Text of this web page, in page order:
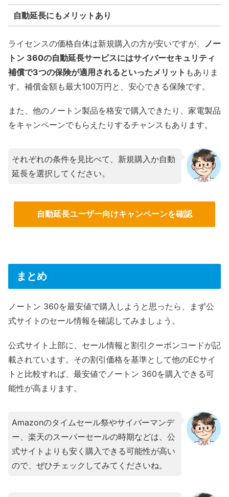
自動延長にもメリットあり
ライセンスの価格自体は新規購入の方が安いですが、
ノー
トン 360の自動延長サービスにはサイバーセキュリティ
補償で3つの保険が適用されるといったメリット もありま
す。補償金額も最大100万円と、安心できる保険です。
また、他のノートン製品を格安で購入できたり、家電製品
をキャンペーンでもらえたりするチャンスもあります。
それぞれの条件を見比べて、新規購入か自動
延長を選択してください。
自動延長ユーザー向けキャンペーンを確認
まとめ
ノートン 360を最安値で購入しようと思ったら、まず公
式サイトのセール情報を確認してみましょう。
公式サイト上部に、セール情報と割引クーポンコードが記
載されています。その割引価格を基準として他のECサイ
トと比較すれば、最安値でノートン 360を購入できる可
能性が高まります。
Amazonのタイムセール祭やサイバーマンデ
ー、楽天のスーパーセールの時期などは、公
式サイトよりも安く購入できる可能性が高い
ので、ぜひチェックしてみてくださいね。